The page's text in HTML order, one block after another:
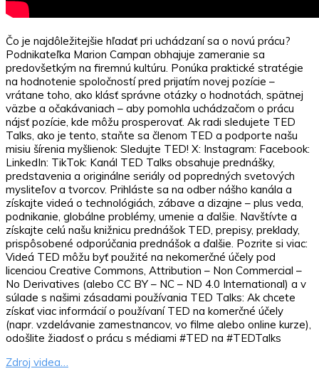
Čo je najdôležitejšie hľadať pri uchádzaní sa o novú prácu?
Podnikateľka Marion Campan obhajuje zameranie sa
predovšetkým na firemnú kultúru. Ponúka praktické stratégie
na hodnotenie spoločností pred prijatím novej pozície –
vrátane toho, ako klásť správne otázky o hodnotách, spätnej
väzbe a očakávaniach – aby pomohla uchádzačom o prácu
nájsť pozície, kde môžu prosperovať. Ak radi sledujete TED
Talks, ako je tento, staňte sa členom TED a podporte našu
misiu šírenia myšlienok: Sledujte TED! X: Instagram: Facebook:
LinkedIn: TikTok: Kanál TED Talks obsahuje prednášky,
predstavenia a originálne seriály od popredných svetových
mysliteľov a tvorcov. Prihláste sa na odber nášho kanála a
získajte videá o technológiách, zábave a dizajne – plus veda,
podnikanie, globálne problémy, umenie a ďalšie. Navštívte a
získajte celú našu knižnicu prednášok TED, prepisy, preklady,
prispôsobené odporúčania prednášok a ďalšie. Pozrite si viac:
Videá TED môžu byť použité na nekomerčné účely pod
licenciou Creative Commons, Attribution – Non Commercial –
No Derivatives (alebo CC BY – NC – ND 4.0 International) a v
súlade s našimi zásadami používania TED Talks: Ak chcete
získať viac informácií o používaní TED na komerčné účely
(napr. vzdelávanie zamestnancov, vo filme alebo online kurze),
odošlite žiadosť o prácu s médiami #TED na #TEDTalks
Zdroj videa…